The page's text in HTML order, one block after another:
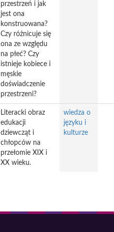
przestrzeń i jak
jest ona
konstruowana?
Czy różnicuje się
ona ze względu
na płeć? Czy
istnieje kobiece i
męskie
doświadczenie
przestrzeni?
Literacki obraz
edukacji
dziewcząt i
chłopców na
przełomie XIX i
XX wieku.
wiedza o
języku i
kulturze